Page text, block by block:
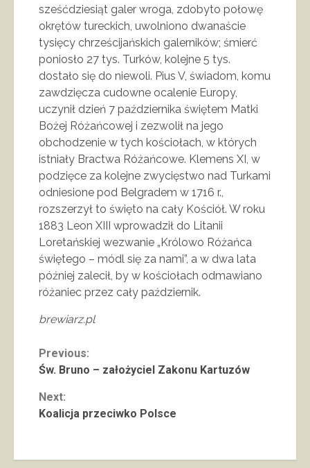
sześćdziesiąt galer wroga, zdobyto połowę
okrętów tureckich, uwolniono dwanaście
tysięcy chrześcijańskich galerników; śmierć
poniosło 27 tys. Turków, kolejne 5 tys.
dostało się do niewoli. Pius V, świadom, komu
zawdzięcza cudowne ocalenie Europy,
uczynił dzień 7 października świętem Matki
Bożej Różańcowej i zezwolił na jego
obchodzenie w tych kościołach, w których
istniały Bractwa Różańcowe. Klemens XI, w
podzięce za kolejne zwycięstwo nad Turkami
odniesione pod Belgradem w 1716 r.,
rozszerzył to święto na cały Kościół. W roku
1883 Leon XIII wprowadził do Litanii
Loretańskiej wezwanie „Królowo Różańca
świętego – módl się za nami”, a w dwa lata
później zalecił, by w kościołach odmawiano
różaniec przez cały październik.
brewiarz.pl
Continue
Previous:
Św. Bruno – założyciel Zakonu Kartuzów
Next:
Koalicja przeciwko Polsce